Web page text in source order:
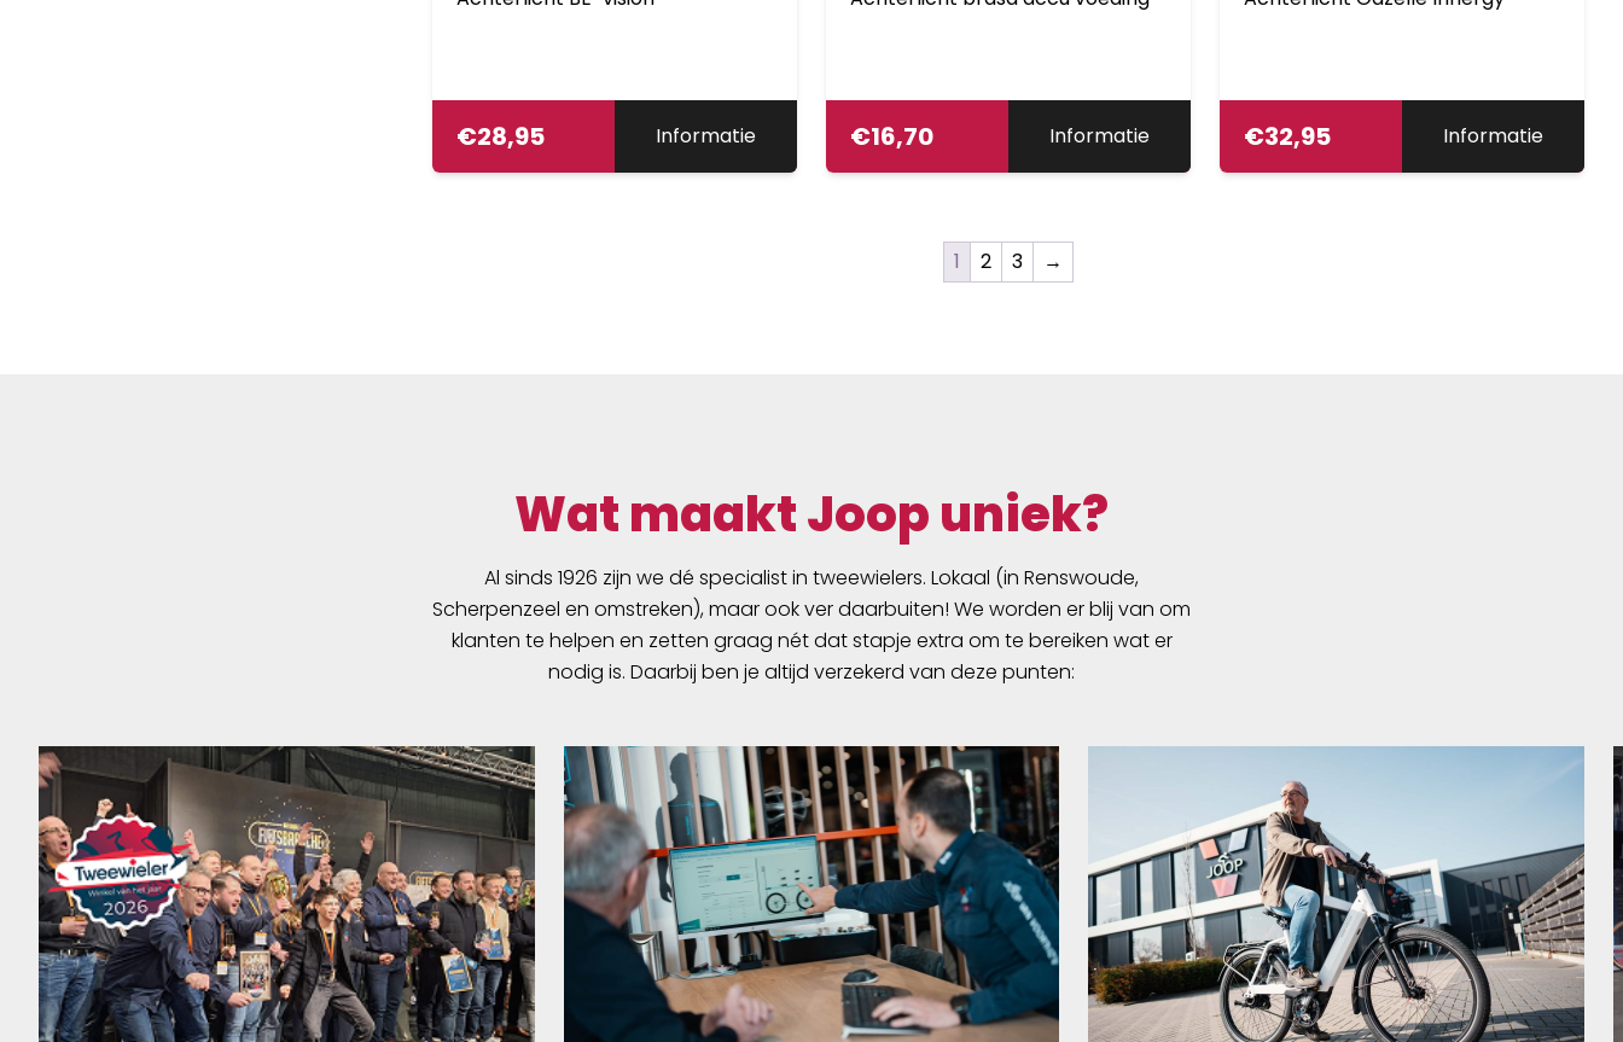
€28,95 Informatie €16,70 Informatie €32,95 Informatie
1 2 3 →
Wat maakt Joop uniek?
Al sinds 1926 zijn we dé specialist in tweewielers. Lokaal (in Renswoude,
Scherpenzeel en omstreken), maar ook ver daarbuiten! We worden er blij van om
klanten te helpen en zetten graag nét dat stapje extra om te bereiken wat er
nodig is. Daarbij ben je altijd verzekerd van deze punten: